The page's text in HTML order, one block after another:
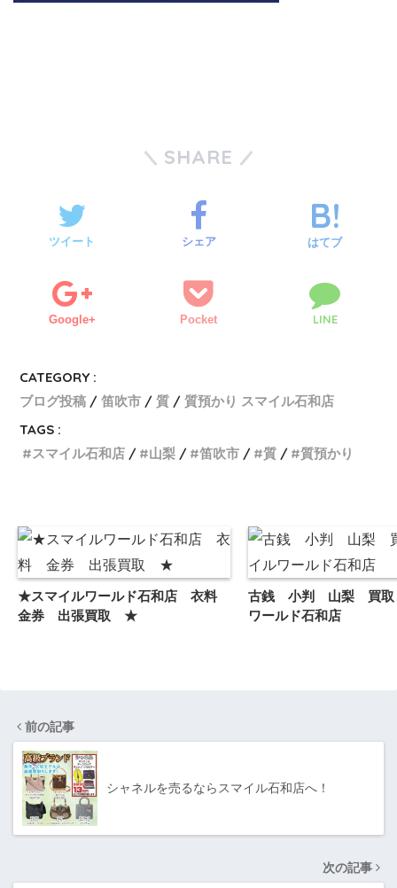
SHARE
ツイート シェア はてブ
Google+ Pocket LINE
CATEGORY :
ブログ投稿
笛吹市 質
質預かり スマイル石和店
TAGS :
スマイル石和店
山梨 笛吹市 質 質預かり
★スマイルワールド石和店 衣料
金券 出張買取 ★
古銭 小判 山梨 買取
ワールド石和店
前の記事
シャネルを売るならスマイル石和店へ！
次の記事